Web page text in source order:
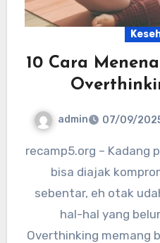
10 Cara
admin 07/09/
recamp5.org – Kadang pikiran ini rasanya nggak
bisa diajak
sebentar, eh otak
hal-hal yang
Overthinking memang